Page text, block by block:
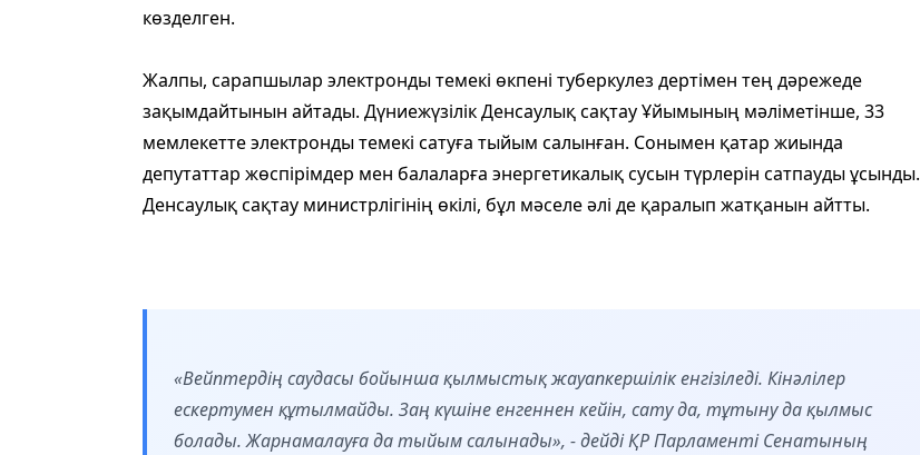
көзделген.
Жалпы, сарапшылар электронды темекі өкпені туберкулез дертімен тең дәрежеде
зақымдайтынын айтады. Дүниежүзілік Денсаулық сақтау Ұйымының мәліметінше, 33
мемлекетте электронды темекі сатуға тыйым салынған. Сонымен қатар жиында
депутаттар жөспірімдер мен балаларға энергетикалық сусын түрлерін сатпауды ұсынды.
Денсаулық сақтау министрлігінің өкілі, бұл мәселе әлі де қаралып жатқанын айтты.
«Вейптердің саудасы бойынша қылмыстық жауапкершілік енгізіледі. Кінәлілер
ескертумен құтылмайды. Заң күшіне енгеннен кейін, сату да, тұтыну да қылмыс
болады. Жарнамалауға да тыйым салынады», - дейді ҚР Парламенті Сенатының